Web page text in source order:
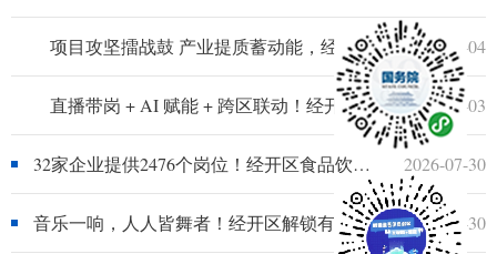
2026-08-04
项目攻坚擂战鼓 产业提质蓄动能，经开区重点项目建设蹄疾步稳
2026-08-03
直播带岗 + AI 赋能 + 跨区联动！经开区智慧就业服务解锁新场景
2026-07-30
32家企业提供2476个岗位！经开区食品饮料行业专场招聘会精准发力稳就业
2026-07-30
音乐一响，人人皆舞者！经开区解锁有温度的文旅活动